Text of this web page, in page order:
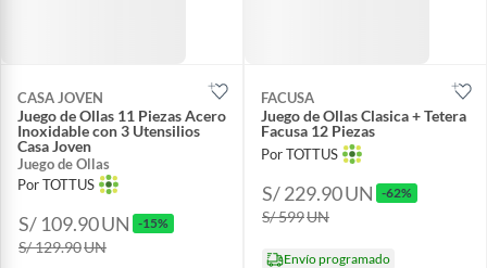
CASA JOVEN
Juego de Ollas 11 Piezas Acero
Inoxidable con 3 Utensilios
Casa Joven
Juego de Ollas
Por TOTTUS
S/ 109.90UN -15%
S/ 129.90UN
FACUSA
Juego de Ollas Clasica + Tetera
Facusa 12 Piezas
Por TOTTUS
S/ 229.90UN -62%
S/ 599UN
Envío programado